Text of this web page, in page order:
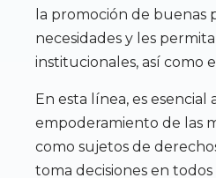
la promoción de buenas
necesidades y les
institucionales, así como
En esta línea, es
empoderamiento de las
como sujetos de
toma decisiones en